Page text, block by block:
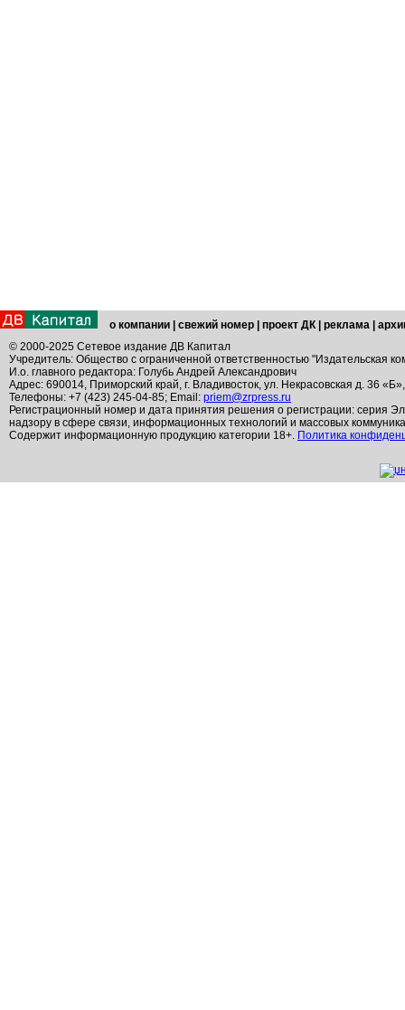
о компании свежий номер проект ДК реклама
© 2000-2025 Сетевое издание ДВ Капитал
Учредитель: Общество с ограниченной ответственностью "Издательская
И.о. главного редактора: Голубь Андрей Александрович
Адрес: 690014, Приморский край, г. Владивосток, ул. Некрасовская д. 36
Телефоны: +7 (423) 245-04-85; Email: priem@zrpress.ru
Регистрационный номер и дата принятия решения о регистрации: серия
надзору в сфере связи, информационных технологий и массовых
Содержит информационную продукцию категории 18+. Политика